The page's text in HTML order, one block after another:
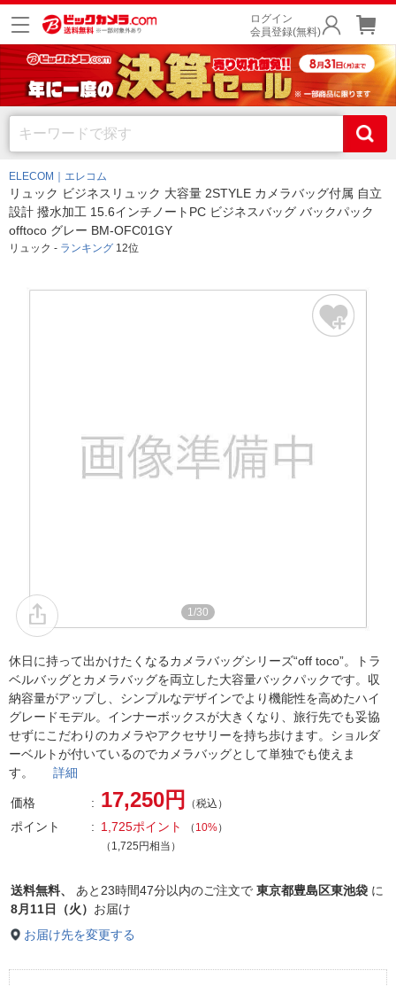
ログイン
会員登録(無料)
ELECOM｜エレコム
リュック ビジネスリュック 大容量 2STYLE カメラバッグ付属 自立
設計 撥水加工 15.6インチノートPC ビジネスバッグ バックパック
offtoco グレー BM-OFC01GY
リュック - ランキング 12位
1/30
休日に持って出かけたくなるカメラバッグシリーズ“off toco”。トラ
ベルバッグとカメラバッグを両立した大容量バックパックです。収
納容量がアップし、シンプルなデザインでより機能性を高めたハイ
グレードモデル。インナーボックスが大きくなり、旅行先でも妥協
せずにこだわりのカメラやアクセサリーを持ち歩けます。ショルダ
ーベルトが付いているのでカメラバッグとして単独でも使えま
す。 詳細
価格 17,250円 （税込）
ポイント 1,725ポイント （ 10%）
（1,725円相当）
送料無料、 あと 23時間47分以内のご注文で 東京都豊島区東池袋 に
8月11日（火） お届け
お届け先を変更する